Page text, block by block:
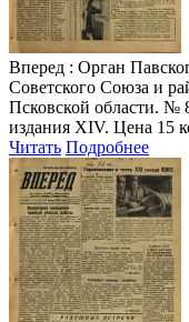
Вперед : Орган
Советского Союза и
Псковской области. №
издания XIV. Цена 15
Читать Подробнее